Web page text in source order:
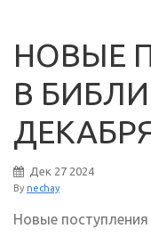
НОВЫЕ
В
Дек 27 2024
By nechay
Новые